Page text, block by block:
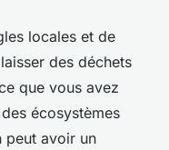
locales et de
des déchets
que vous avez
écosystèmes
peut avoir un